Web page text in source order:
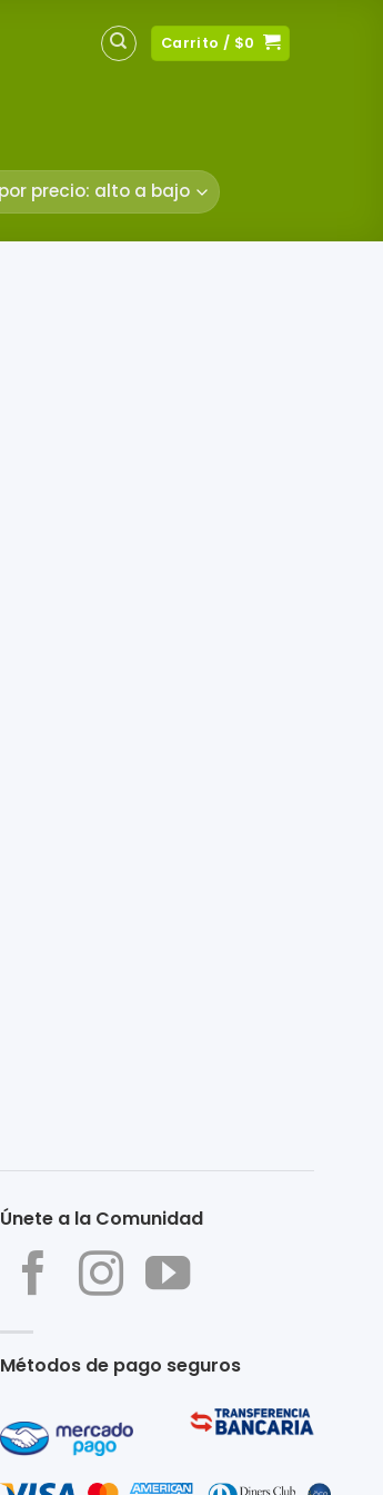
Carrito / $0
Únete a la Comunidad
Métodos de pago seguros